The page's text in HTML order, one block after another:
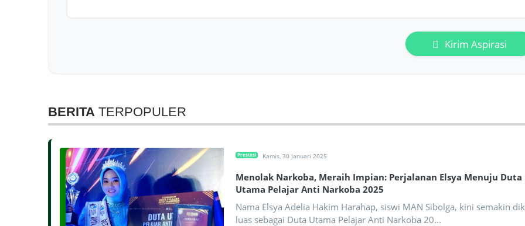
Kirim Aspirasi
BERITA TERPOPULER
Prestasi Kamis, 30 Januari 2025
Menolak Narkoba, Meraih Impian: Perjalanan Elsya Menuju Duta
Utama Pelajar Anti Narkoba 2025
Nama Elsya Adelia Hakim Harahap, siswi MAN Sibolga, kini semakin
luas sebagai Duta Utama Pelajar Anti Narkoba 20...